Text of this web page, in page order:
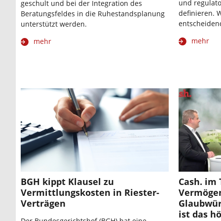
geschult und bei der Integration des
Beratungsfeldes in die Ruhestandsplanung
unterstützt werden.
mehr
und
definieren.
mehr
BGH kippt Klausel zu
Vermittlungskosten in Riester-
Verträgen
Cash. im
ist das